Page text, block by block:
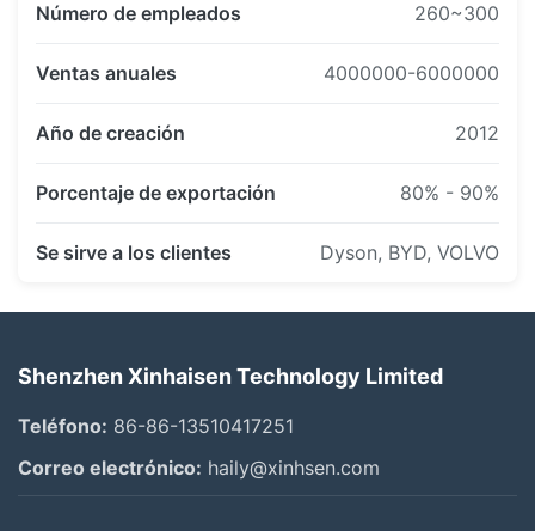
NACHI
Se establecieron asociaciones a largo plazo con
Productos ampliamente aplicados en la fabricación
Número de empleados 260~300
Ventas anuales 4000000-6000000
Año de creación 2012
Porcentaje de exportación 80% - 90%
Se sirve a los clientes Dyson, BYD, VOLVO
Shenzhen Xinhaisen Technology Limited
Teléfono: 86-86-13510417251
Correo electrónico: haily@xinhsen.com